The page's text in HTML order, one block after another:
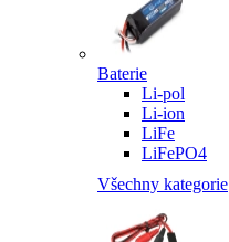
Baterie
Li-pol
Li-ion
LiFe
LiFePO4
Všechny kategorie